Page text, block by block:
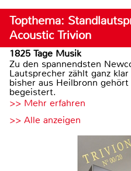
Topthema:
Acoustic Trivion
1825 Tage Musik
Zu den spannendsten
Lautsprecher zählt ganz
bisher aus Heilbronn
begeistert.
>> Mehr erfahren
>> Alle anzeigen